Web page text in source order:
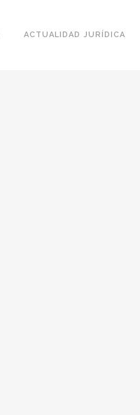
ACTUALIDAD JURÍDICA